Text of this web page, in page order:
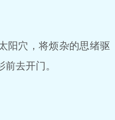
阳穴，将烦杂的思绪驱
去开门。